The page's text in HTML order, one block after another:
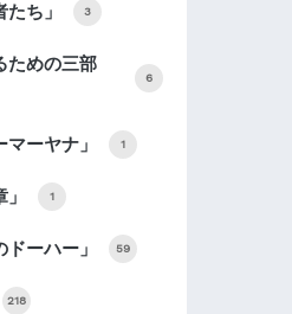
ち」 3
ための三部
6
ーヤナ」 1
1
ーハー」 59
218